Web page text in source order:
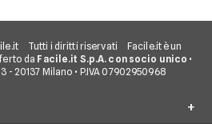
Tutti i diritti riservati
Facile.it è un
da Facile.it S.p.A. con socio unico •
- 20137 Milano • P.IVA 07902950968